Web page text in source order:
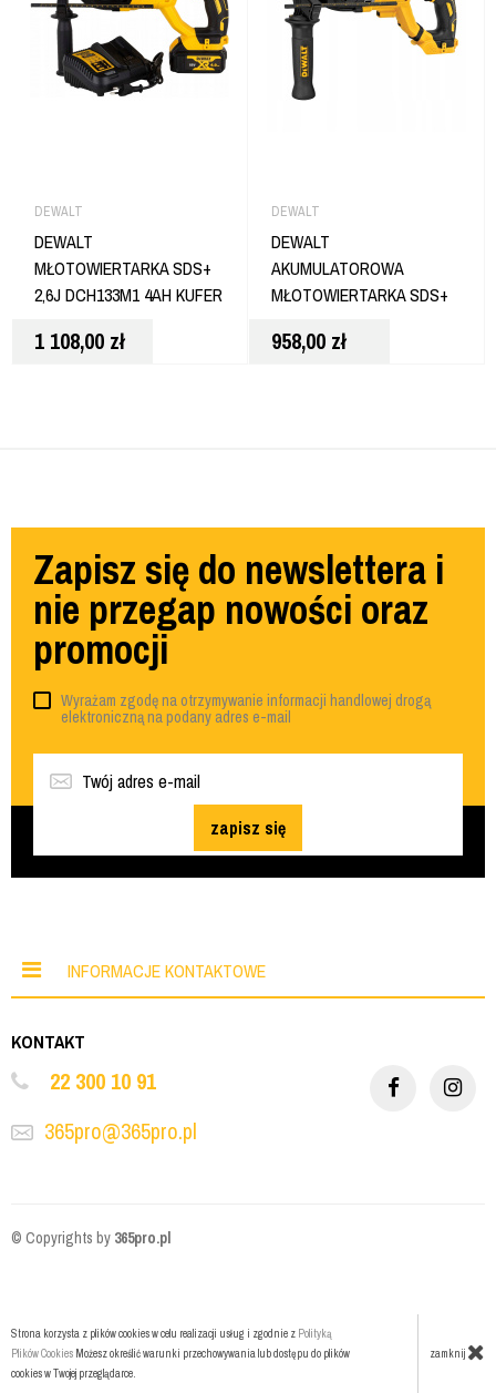
DEWALT
DEWALT
MŁOTOWIERTARKA SDS+
2,6J DCH133M1 4AH KUFER
1 108,00 zł
DEWALT
DEWALT
AKUMULATOROWA
MŁOTOWIERTARKA SDS+
958,00 zł
Zapisz się do newslettera i
nie przegap nowości oraz
promocji
Wyrażam zgodę na otrzymywanie informacji handlowej drogą
elektroniczną na podany adres e-mail
zapisz się
INFORMACJE KONTAKTOWE
KONTAKT
22 300 10 91
365pro@365pro.pl
© Copyrights by 365pro.pl
Strona korzysta z plików cookies w celu realizacji usług i zgodnie z Polityką
Plików Cookies Możesz określić warunki przechowywania lub dostępu do plików
cookies w Twojej przeglądarce.
zamknij